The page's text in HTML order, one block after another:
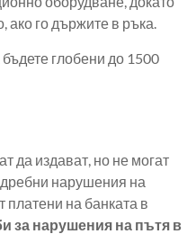
го държите в ръка.
глобени до 1500
да издават, но не могат
дребни нарушения на
платени на банката в
за нарушения на пътя в